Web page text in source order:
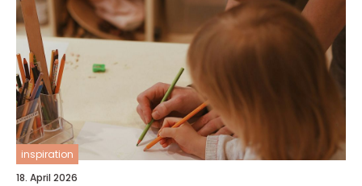
inspiration
18. April 2026